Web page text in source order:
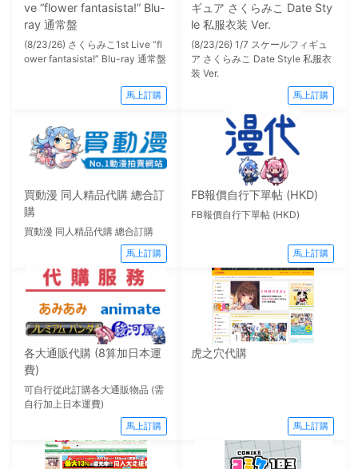
ve “flower fantasista!” Blu-
ray 通常盤
(8/23/26) さくらみこ1st Live “fl
ower fantasista!” Blu-ray 通常盤
馬上訂購
ギュア さくらみこ Date Sty
le 私服衣装 Ver.
(8/23/26) 1/7 スケールフィギュ
ア さくらみこ Date Style 私服衣
装 Ver.
馬上訂購
買動漫 同人精品代購 總合訂
購
買動漫 同人精品代購 總合訂購
馬上訂購
FB報價自行下單帖 (HKD)
FB報價自行下單帖 (HKD)
馬上訂購
各大通販代購 (8算加日本運
費)
可自行從此訂購各大通販物品 (需
自行加上日本運費)
馬上訂購
虎之穴代購
馬上訂購